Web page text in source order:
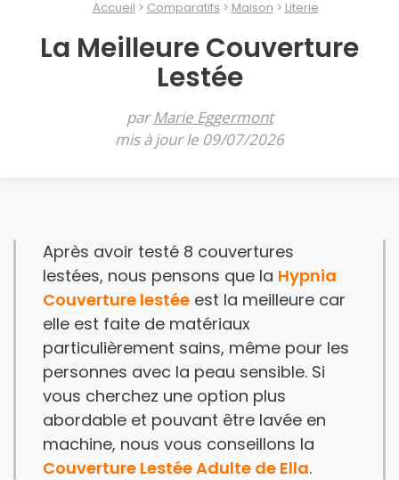
Accueil Comparatifs Maison Literie
La Meilleure Couverture
Lestée
parMarie Eggermont
mis à jour le 09/07/2026
Après avoir testé 8 couvertures
lestées, nous pensons que la Hypnia
Couverture lestée est la meilleure car
elle est faite de matériaux
particulièrement sains, même pour les
personnes avec la peau sensible. Si
vous cherchez une option plus
abordable et pouvant être lavée en
machine, nous vous conseillons la
Couverture Lestée Adulte de Ella.